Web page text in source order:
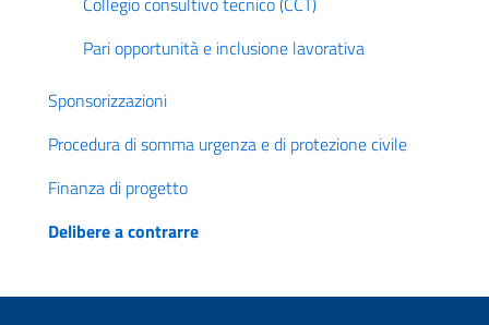
Pari opportunità e inclusione lavorativa
Sponsorizzazioni
Procedura di somma urgenza e di protezione civile
Finanza di progetto
Delibere a contrarre